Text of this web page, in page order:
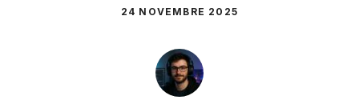
24 NOVEMBRE 2025